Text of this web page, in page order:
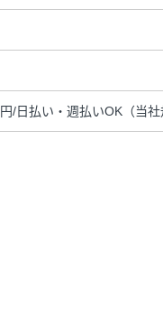
/日払い・週払いOK（当